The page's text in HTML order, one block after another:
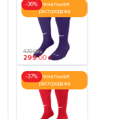
Финальная
распродажа
-36%
470.00 ₴
299.00 ₴
Финальная
распродажа
-37%